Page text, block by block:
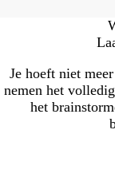
Je hoeft niet
nemen het
het